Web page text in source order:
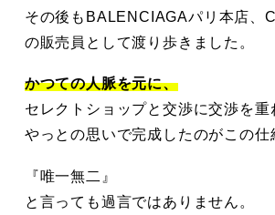
その後もBALENCIAGAパリ本店、
の販売員として渡り歩きました。
かつての人脈を元に、
セレクトショップと交渉に交渉を重
やっとの思いで完成したのがこの仕
『唯一無二』
と言っても過言ではありません。